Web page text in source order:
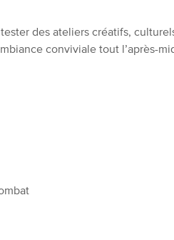
des ateliers créatifs,
conviviale tout l’après-